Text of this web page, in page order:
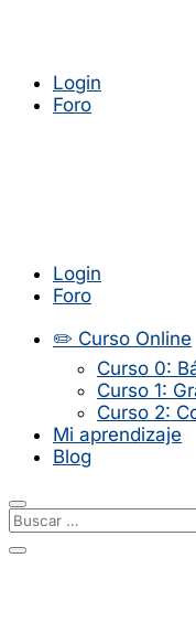
Login
Foro
Login
Foro
✏️ Curso Online
Curso 0:
Curso 1:
Curso 2:
Mi aprendizaje
Blog